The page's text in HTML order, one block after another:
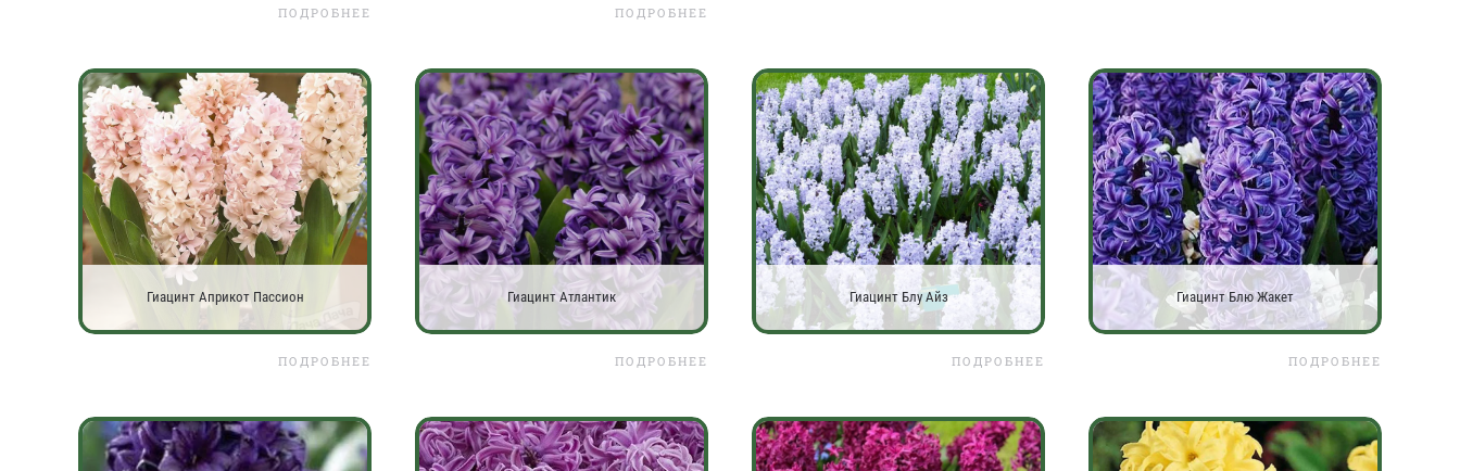
ПОДРОБНЕЕ ПОДРОБНЕЕ
Гиацинт Априкот Пассион
ПОДРОБНЕЕ
Гиацинт Атлантик
ПОДРОБНЕЕ
Гиацинт Блу Айз
ПОДРОБНЕЕ
Гиацинт Блю Жакет
ПОДРОБНЕЕ